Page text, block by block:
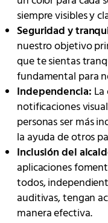
siempre visibles y
Seguridad y
nuestro objetivo
que te sientas
fundamental para
Independencia:
notificaciones
personas ser más
la ayuda de otros
Inclusión del
aplicaciones
todos,
auditivas, tengan
manera efectiva.